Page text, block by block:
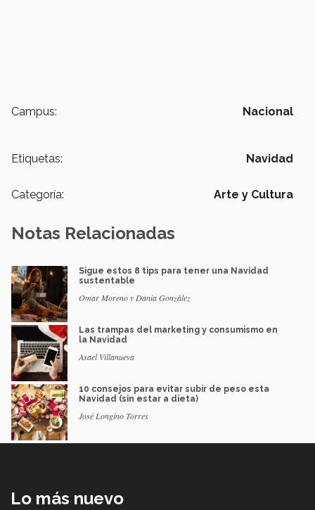
Campus: Nacional
Etiquetas: Navidad
Categoría: Arte y Cultura
Notas Relacionadas
Sigue estos 8 tips para tener una Navidad
sustentable
Omar Moreno y Dania González
Las trampas del marketing y consumismo en
la Navidad
Asael Villanueva
10 consejos para evitar subir de peso esta
Navidad (sin estar a dieta)
José Longino Torres
Lo más nuevo